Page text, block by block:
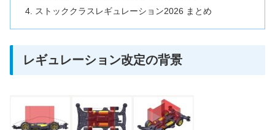
ストッククラスレギュレーション2026 まとめ
レギュレーション改定の背景